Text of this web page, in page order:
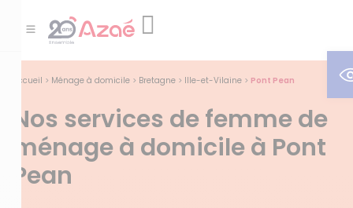
Accueil > Ménage à domicile > Bretagne > Ille-et-Vilaine > Pont Pean
Nos services de femme de
ménage à domicile à Pont
Pean